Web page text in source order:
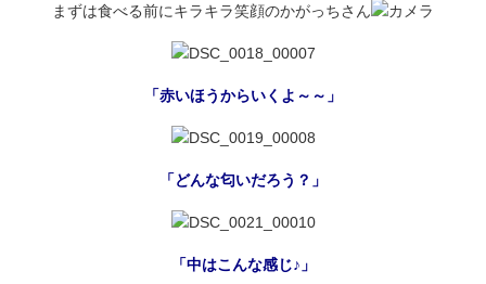
まずは食べる前にキラキラ笑顔のかがっちさん
「赤いほうからいくよ～～」
「どんな匂いだろう？」
「中はこんな感じ♪」